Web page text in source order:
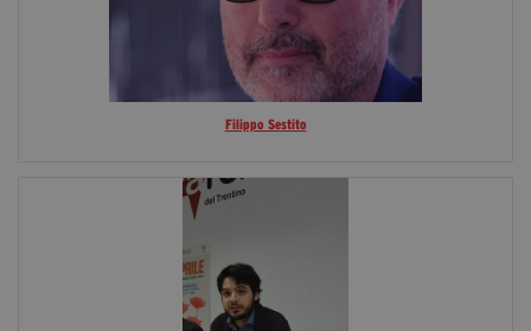
Filippo Sestito